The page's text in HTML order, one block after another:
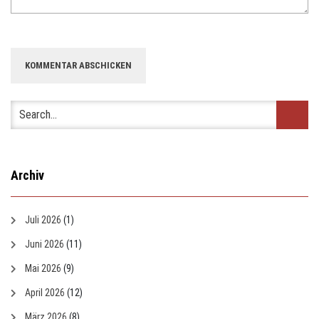
Archiv
Juli 2026 (1)
Juni 2026 (11)
Mai 2026 (9)
April 2026 (12)
März 2026 (8)